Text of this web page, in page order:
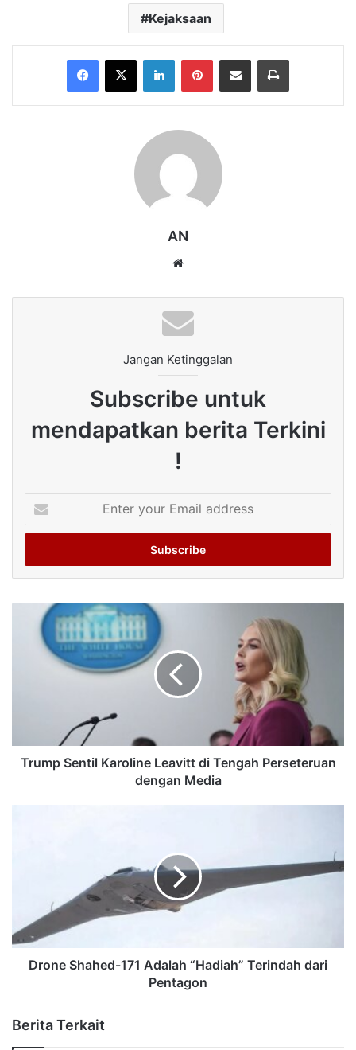
Kejaksaan
Facebook
X LinkedInPinterestShare via Email Print
AN
Jangan Ketinggalan
Subscribe untuk
mendapatkan berita Terkini
!
your
Email
Trump Sentil Karoline Leavitt di Tengah Perseteruan
dengan Media
Drone Shahed-171 Adalah “Hadiah” Terindah dari
Pentagon
Berita Terkait